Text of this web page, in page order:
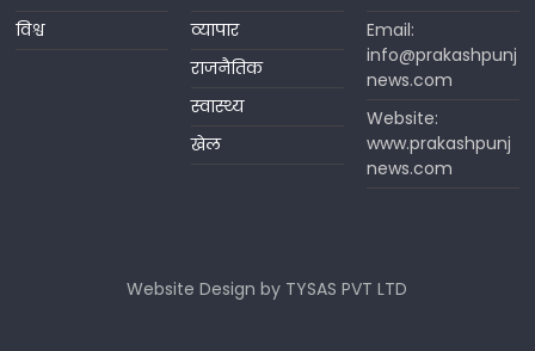
विश्व
व्यापार
राजनैतिक
स्वास्थ्य
खेल
Email:
info@prakashpunj
news.com
Website:
www.prakashpunj
news.com
Website Design by TYSAS PVT LTD